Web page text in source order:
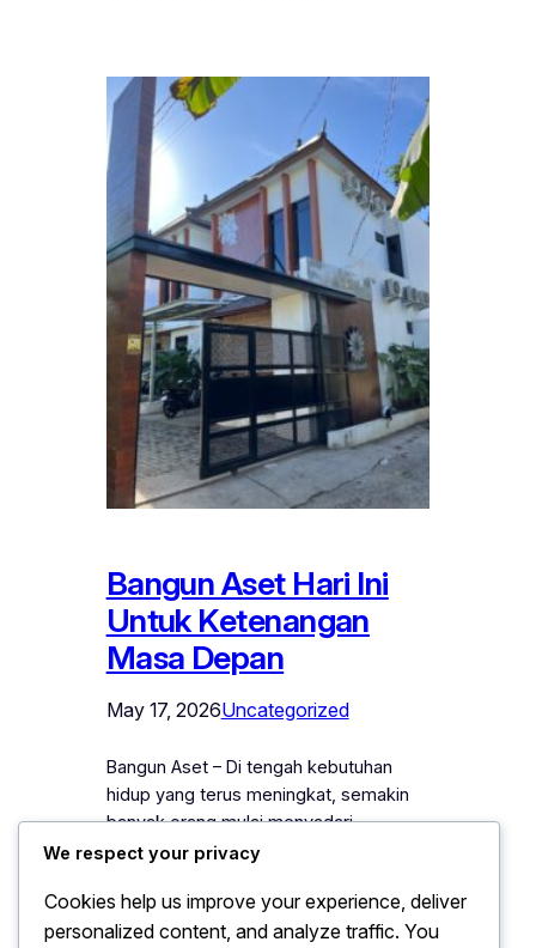
Bangun Aset Hari Ini
Untuk Ketenangan
Masa Depan
May 17, 2026Uncategorized
Bangun Aset – Di tengah kebutuhan
hidup yang terus meningkat, semakin
banyak orang mulai menyadari
pentingnya memiliki aset untuk masa
keras setiap hari, tetapi belum benar-
benar memikirkan bagaimana cara
We respect your privacy
Cookies help us improve your experience, deliver
personalized content, and analyze traffic. You